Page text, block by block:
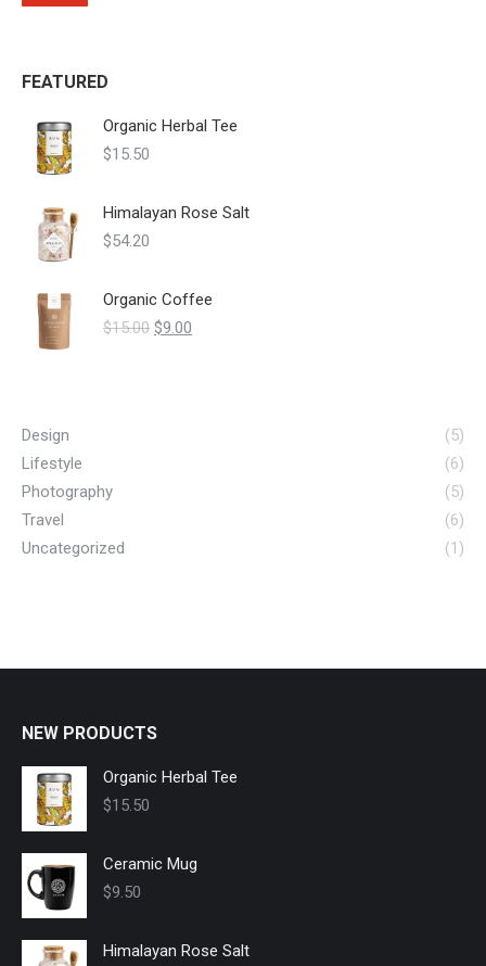
FEATURED
Organic Herbal Tee
$15.50
Himalayan Rose Salt
$54.20
Organic Coffee
$15.00 Original
$9.00
Design
(5)
Lifestyle
(6)
Photography
(5)
Travel
(6)
Uncategorized
(1)
NEW PRODUCTS
Organic Herbal Tee
$15.50
Ceramic Mug
$9.50
Himalayan Rose Salt